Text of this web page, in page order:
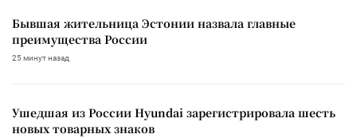
Бывшая жительница Эстонии назвала главные
преимущества России
25 минут назад
Ушедшая из России Hyundai зарегистрировала шесть
новых товарных знаков